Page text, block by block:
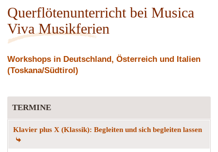
Querflötenunterricht bei Musica
Viva Musikferien
Workshops in Deutschland, Österreich und Italien
(Toskana/Südtirol)
TERMINE
Klavier plus X (Klassik): Begleiten und sich begleiten lassen